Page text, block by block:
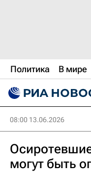
Политика В мире
08:00 13.06.2026
могут быть